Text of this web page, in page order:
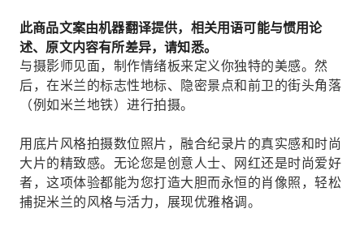
此商品文案由机器翻译提供，相关用语可能与惯用论
述、原文内容有所差异，请知悉。
与摄影师见面，制作情绪板来定义你独特的美感。然
后，在米兰的标志性地标、隐密景点和前卫的街头角落
（例如米兰地铁）进行拍摄。
用底片风格拍摄数位照片，融合纪录片的真实感和时尚
大片的精致感。无论您是创意人士、网红还是时尚爱好
者，这项体验都能为您打造大胆而永恒的肖像照，轻松
捕捉米兰的风格与活力，展现优雅格调。